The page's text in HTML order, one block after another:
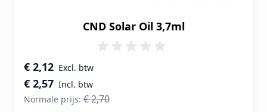
CND Solar Oil 3,7ml
Speciale prijs
€ 2,57
€ 2,12
Normale prijs: € 2,70